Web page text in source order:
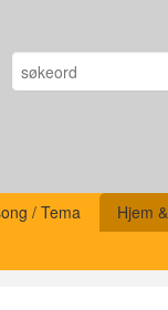
/ Tema Hjem